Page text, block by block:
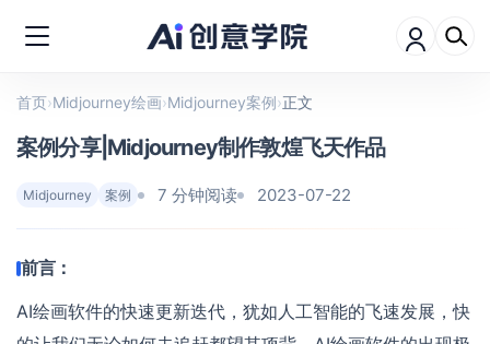
首页›Midjourney绘画›Midjourney案例›正文
案例分享|Midjourney制作敦煌飞天作品
Midjourney 案例 7 分钟阅读 2023-07-22
前言：
AI绘画软件的快速更新迭代，犹如人工智能的飞速发展，快